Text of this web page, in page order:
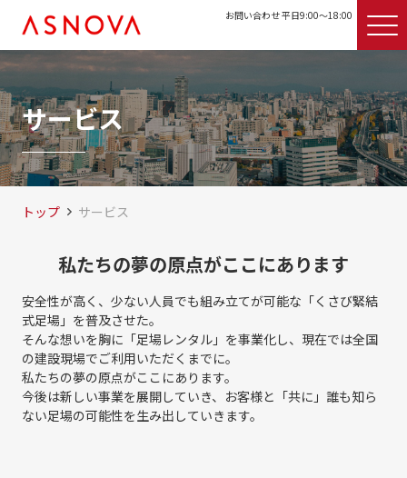
お問い合わせ 平日9:00〜18:00
サービス
トップ サービス
私たちの夢の原点がここにあります
安全性が高く、少ない人員でも組み立てが可能な「くさび緊結
式足場」を普及させた。
そんな想いを胸に「足場レンタル」を事業化し、現在では全国
の建設現場でご利用いただくまでに。
私たちの夢の原点がここにあります。
今後は新しい事業を展開していき、お客様と「共に」誰も知ら
ない足場の可能性を生み出していきます。